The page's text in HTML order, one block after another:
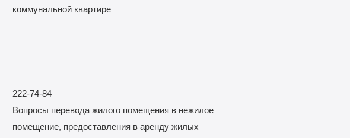
коммунальной квартире
222-74-84
Вопросы перевода жилого помещения в нежилое
помещение, предоставления в аренду жилых